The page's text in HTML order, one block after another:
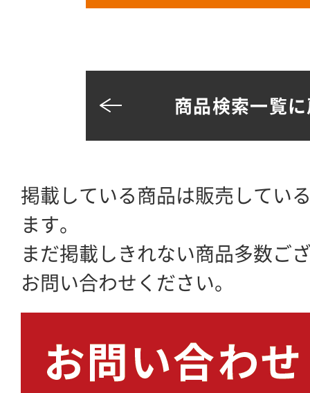
商品検索一覧
掲載している商品は販売してい
ます。
まだ掲載しきれない商品多数ご
お問い合わせください。